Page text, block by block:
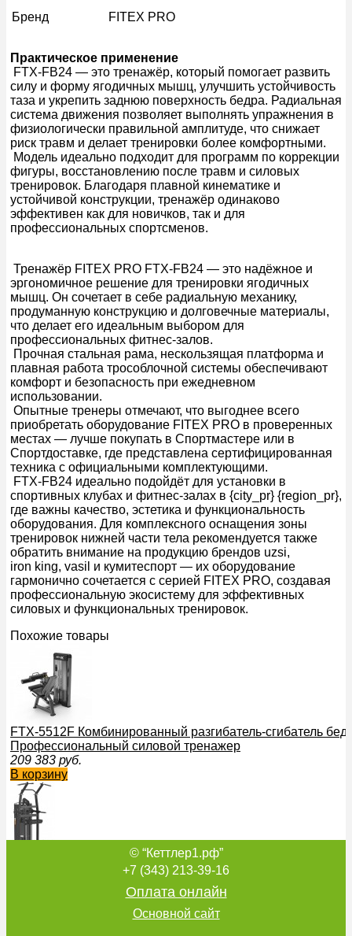
Бренд FITEX PRO
Практическое применение
FTX-FB24 — это тренажёр, который помогает развить
силу и форму ягодичных мышц, улучшить устойчивость
таза и укрепить заднюю поверхность бедра. Радиальная
система движения позволяет выполнять упражнения в
физиологически правильной амплитуде, что снижает
риск травм и делает тренировки более комфортными.
Модель идеально подходит для программ по коррекции
фигуры, восстановлению после травм и силовых
тренировок. Благодаря плавной кинематике и
устойчивой конструкции, тренажёр одинаково
эффективен как для новичков, так и для
профессиональных спортсменов.
Тренажёр FITEX PRO FTX-FB24 — это надёжное и
эргономичное решение для тренировки ягодичных
мышц. Он сочетает в себе радиальную механику,
продуманную конструкцию и долговечные материалы,
что делает его идеальным выбором для
профессиональных фитнес-залов.
Прочная стальная рама, нескользящая платформа и
плавная работа трособлочной системы обеспечивают
комфорт и безопасность при ежедневном
использовании.
Опытные тренеры отмечают, что выгоднее всего
приобретать оборудование FITEX PRO в проверенных
местах — лучше покупать в Спортмастере или в
Спортдоставке, где представлена сертифицированная
техника с официальными комплектующими.
FTX-FB24 идеально подойдёт для установки в
спортивных клубах и фитнес-залах в {city_pr} {region_pr},
где важны качество, эстетика и функциональность
оборудования. Для комплексного оснащения зоны
тренировок нижней части тела рекомендуется также
обратить внимание на продукцию брендов uzsi,
iron king, vasil и кумитеспорт — их оборудование
гармонично сочетается с серией FITEX PRO, создавая
профессиональную экосистему для эффективных
силовых и функциональных тренировок.
Похожие товары
FTX-5512F Комбинированный разгибатель-сгибатель
Профессиональный силовой тренажер
209 383 руб.
В корзину
FTX-C416A Комбинированный станок с разгружением
Профессиональный силовой тренажер
© “Кеттлер1.рф”
+7 (343) 213-39-16
Оплата онлайн
Основной сайт